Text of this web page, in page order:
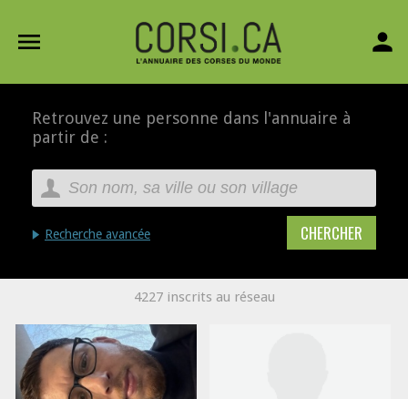
menu person
Retrouvez une personne dans l'annuaire à
partir de :
Recherche avancée
4227 inscrits au réseau